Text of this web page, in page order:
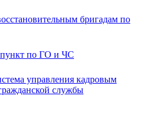
бригадам по
пункт по ГО и ЧС
управления кадровым
службы